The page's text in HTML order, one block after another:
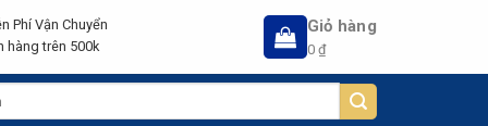
Phí Vận Chuyển
hàng trên 500k
Giỏ hàng
0₫